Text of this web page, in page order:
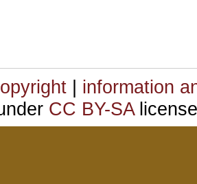
| information
CC BY-SA